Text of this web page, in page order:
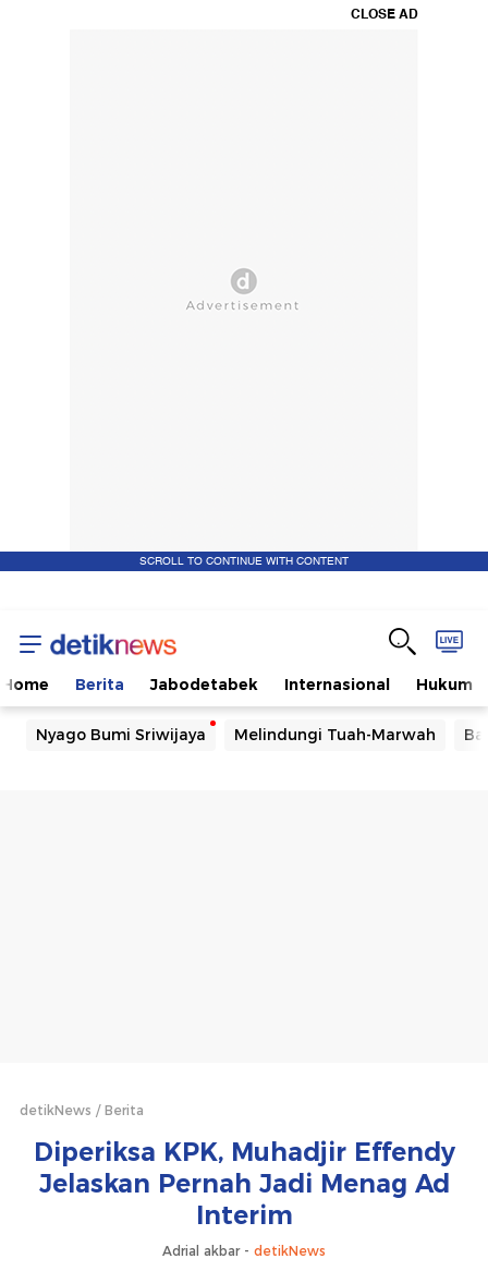
CLOSE AD
SCROLL TO CONTINUE WITH CONTENT
Home Berita Jabodetabek Internasional Hukum
Nyago Bumi Sriwijaya Melindungi Tuah-Marwah
detikNews Berita
Diperiksa KPK, Muhadjir Effendy
Jelaskan Pernah Jadi Menag Ad
Interim
Adrial akbar - detikNews